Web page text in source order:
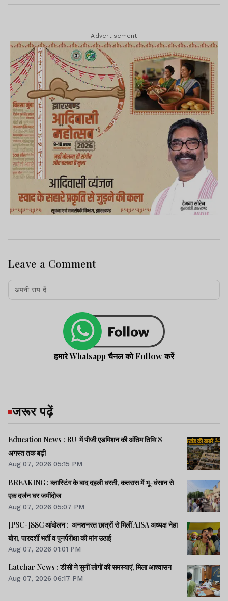
Advertisement
Leave a Comment
हमारे Whatsapp चैनल को Follow करें
जरूर पढ़ें
Education News : RU में पीजी एडमिशन की अंतिम तिथि 8
अगस्त तक बढ़ी
Aug 07, 2026 05:15 PM
BREAKING : ब्लास्टिंग के बाद दहली धरती, कतरास में भू-धंसान से
एक दर्जन घर जमींदोज
Aug 07, 2026 05:07 PM
JPSC-JSSC आंदोलन : अनशनरत छात्रों से मिलीं AISA अध्यक्ष नेहा
बोरा, पारदर्शी भर्ती व पुनर्परीक्षा की मांग उठाई
Aug 07, 2026 01:01 PM
Latehar News : डीसी ने सुनीं लोगों की समस्याएं, मिला आश्वासन
Aug 07, 2026 06:17 PM